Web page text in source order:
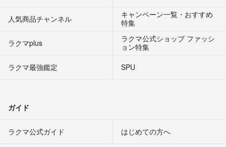
人気商品チャンネル
キャンペーン一覧・おすすめ
特集
ラクマplus
ラクマ公式ショップ ファッシ
ョン特集
ラクマ最強鑑定
SPU
ガイド
ラクマ公式ガイド はじめての方へ